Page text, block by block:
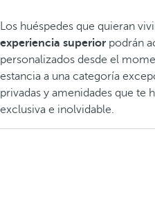
Los huéspedes que quieran
experiencia superior podrán
personalizados desde el
estancia a una categoría
privadas y amenidades que te
exclusiva e inolvidable.